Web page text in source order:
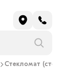
Стекломат